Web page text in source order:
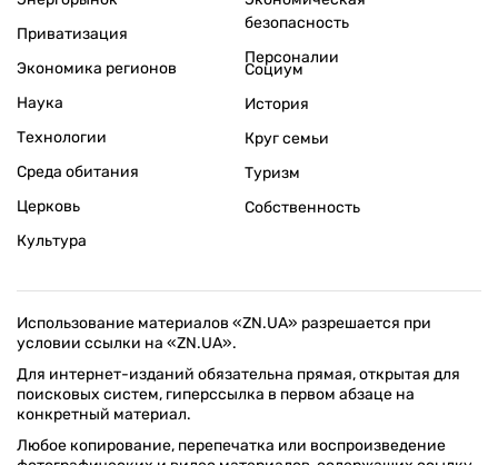
Приватизация
Экономика регионов
безопасность
Персоналии
Наука
Технологии
Среда обитания
Церковь
Культура
Социум
История
Круг семьи
Туризм
Собственность
Использование материалов «ZN.UA» разрешается при
условии ссылки на «ZN.UA».
Для интернет-изданий обязательна прямая, открытая для
поисковых систем, гиперссылка в первом абзаце на
конкретный материал.
Любое копирование, перепечатка или воспроизведение